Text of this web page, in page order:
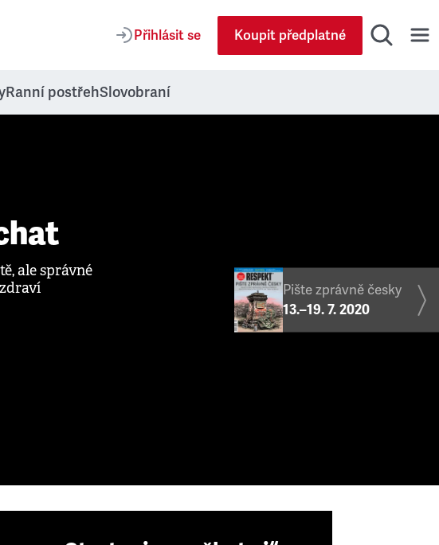
Přihlásit se Koupit předplatné
Ranní postřehSlovobraní
ale správné
Pište zprávně česky
13.–19. 7. 2020